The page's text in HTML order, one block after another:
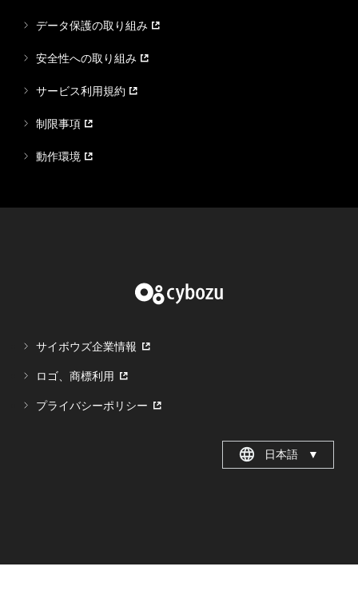
データ保護の取り組み
安全性への取り組み
サービス利用規約
制限事項
動作環境
サイボウズ企業情報
ロゴ、商標利用
プライバシーポリシー
日本語 ▼